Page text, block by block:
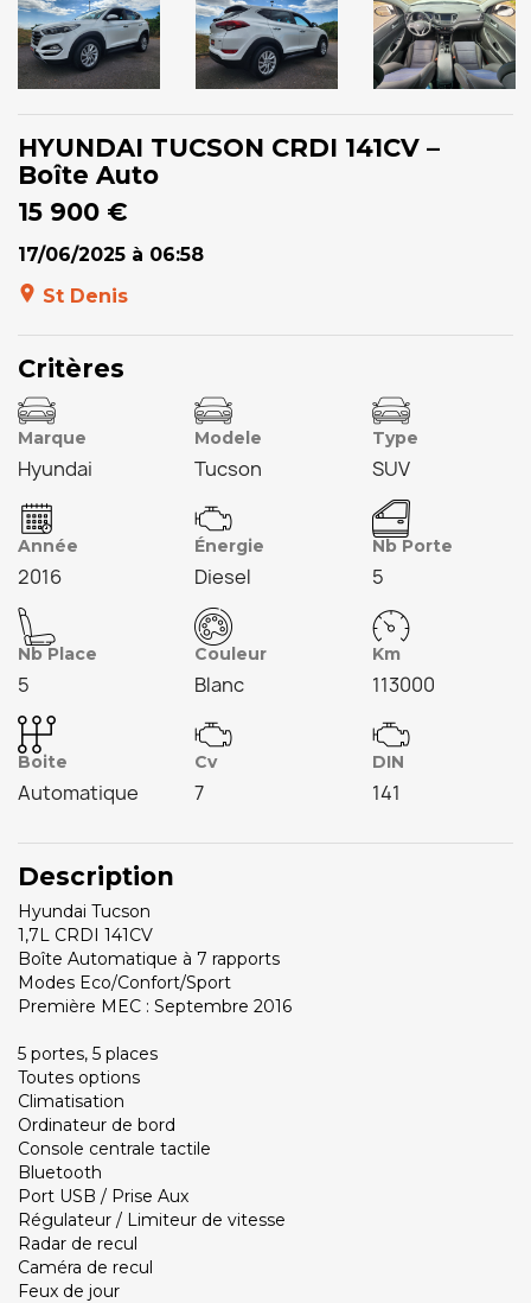
HYUNDAI TUCSON CRDI 141CV –
Boîte Auto
15 900 €
17/06/2025 à 06:58
St Denis
Critères
Marque
Hyundai
Modele
Tucson
Type
SUV
Année
2016
Énergie
Diesel
Nb Porte
5
Nb Place
5
Couleur
Blanc
Km
113000
Boite
Automatique
Cv
7
DIN
141
Description
Hyundai Tucson
1,7L CRDI 141CV
Boîte Automatique à 7 rapports
Modes Eco/Confort/Sport
Première MEC : Septembre 2016
5 portes, 5 places
Toutes options
Climatisation
Ordinateur de bord
Console centrale tactile
Bluetooth
Port USB / Prise Aux
Régulateur / Limiteur de vitesse
Radar de recul
Caméra de recul
Feux de jour